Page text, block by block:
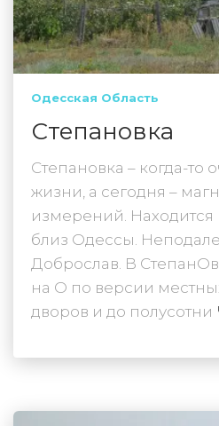
Одесская Область
Степановка
Степановка – когда-то
жизни, а сегодня –
измерений. Находится
близ Одессы.
Доброслав. В
на О по версии
дворов и до полусотни